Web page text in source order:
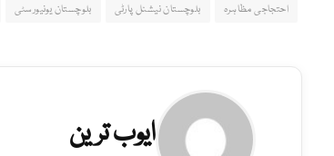
احتجاجی مظاہرہ بلوچستان نیشنل پارٹی بلوچستان یونیورسٹی
ایوب ترین